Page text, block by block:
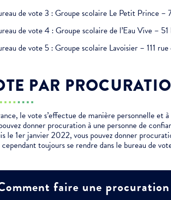
de vote 3 : Groupe scolaire Le Petit Prince –
de vote 4 : Groupe scolaire de l’Eau Vive –
de vote 5 : Groupe scolaire Lavoisier – 111 rue
PAR
le vote s’effectue de manière personnelle et
donner procuration à une personne de
le 1er janvier 2022, vous pouvez donner
toujours se rendre dans le bureau de
faire une
Alertes Mail
Newsletter Culture